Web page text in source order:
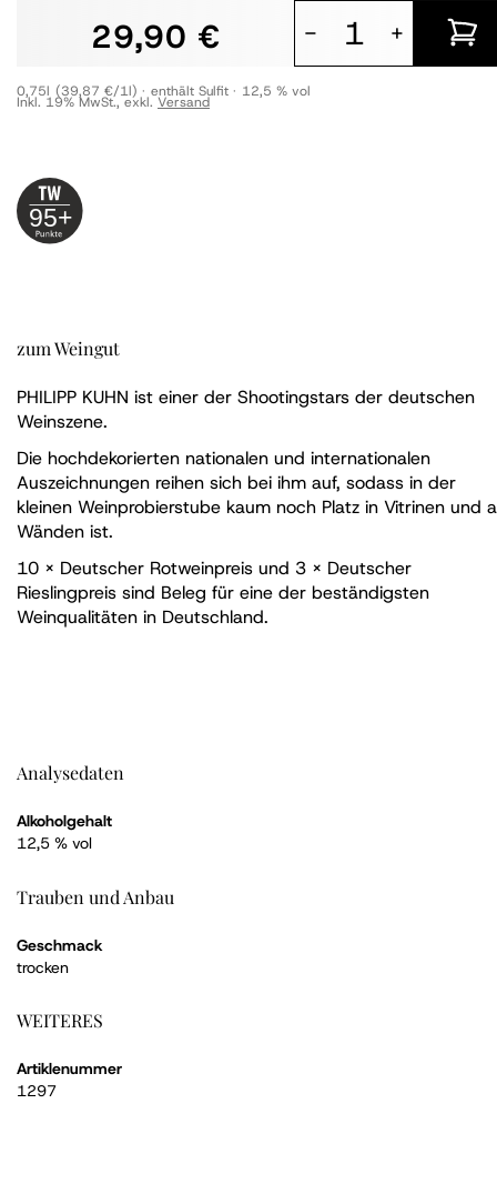
29,90 €
Inkl. 19% MwSt., exkl. Versand
- +
0,75l (39,87 €/1l) enthält Sulfit 12,5 % vol
95+
zum Weingut
PHILIPP KUHN ist einer der Shootingstars der deutschen
Weinszene.
Die hochdekorierten nationalen und internationalen
Auszeichnungen reihen sich bei ihm auf, sodass in der
kleinen Weinprobierstube kaum noch Platz in Vitrinen und
Wänden ist.
10 x Deutscher Rotweinpreis und 3 x Deutscher
Rieslingpreis sind Beleg für eine der beständigsten
Weinqualitäten in Deutschland.
Analysedaten
Alkoholgehalt
12,5 % vol
Trauben und Anbau
Geschmack
trocken
WEITERES
Artiklenummer
1297